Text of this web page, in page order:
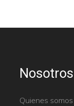
Nosotros
Quienes somos